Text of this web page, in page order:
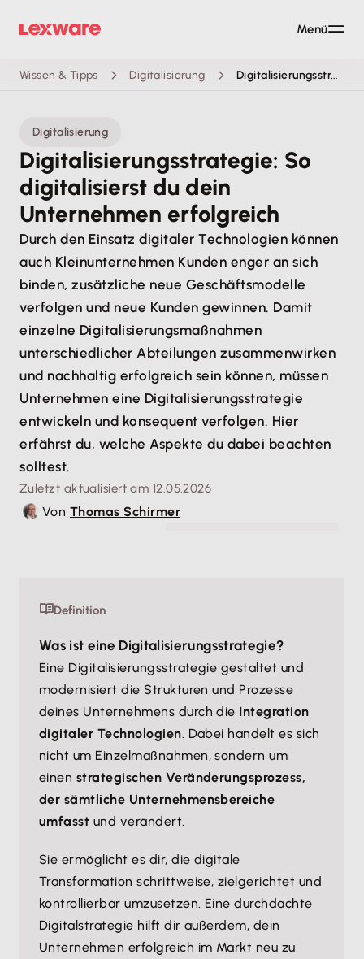
Wissen & Tipps Digitalisierung Digitalisierungsstrategie: So digitalisierst du dein Unternehmen erfolgreich
Digitalisierung
Digitalisierungsstrategie: So
digitalisierst du dein
Unternehmen erfolgreich
Durch den Einsatz digitaler Technologien können
auch Kleinunternehmen Kunden enger an sich
binden, zusätzliche neue Geschäftsmodelle
verfolgen und neue Kunden gewinnen. Damit
einzelne Digitalisierungsmaßnahmen
unterschiedlicher Abteilungen zusammenwirken
und nachhaltig erfolgreich sein können, müssen
Unternehmen eine Digitalisierungsstrategie
entwickeln und konsequent verfolgen. Hier
erfährst du, welche Aspekte du dabei beachten
solltest.
Zuletzt aktualisiert am 12.05.2026
Von Thomas Schirmer© DragonImages - stock.adobe.com
Definition
Was ist eine Digitalisierungsstrategie?
Eine Digitalisierungsstrategie gestaltet und
modernisiert die Strukturen und Prozesse
deines Unternehmens durch die Integration
digitaler Technologien. Dabei handelt es sich
nicht um Einzelmaßnahmen, sondern um
einen strategischen Veränderungsprozess,
der sämtliche Unternehmensbereiche
umfasst und verändert.
Sie ermöglicht es dir, die digitale
Transformation schrittweise, zielgerichtet und
kontrollierbar umzusetzen. Eine durchdachte
Digitalstrategie hilft dir außerdem, dein
Unternehmen erfolgreich im Markt neu zu
Menü